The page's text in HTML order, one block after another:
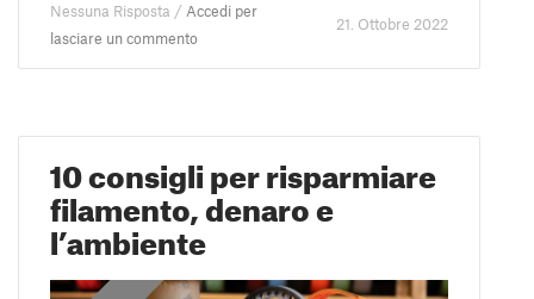
Nessuna Risposta / Accedi per
lasciare un commento
21. Ottobre 2022
10 consigli per risparmiare
filamento, denaro e
l’ambiente